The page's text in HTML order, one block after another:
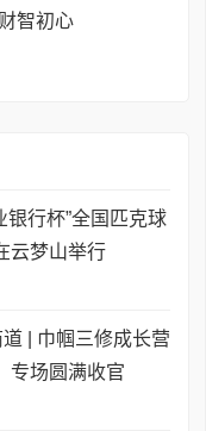
智初心
银行杯”全国匹克球
云梦山举行
| 巾帼三修成长营
专场圆满收官